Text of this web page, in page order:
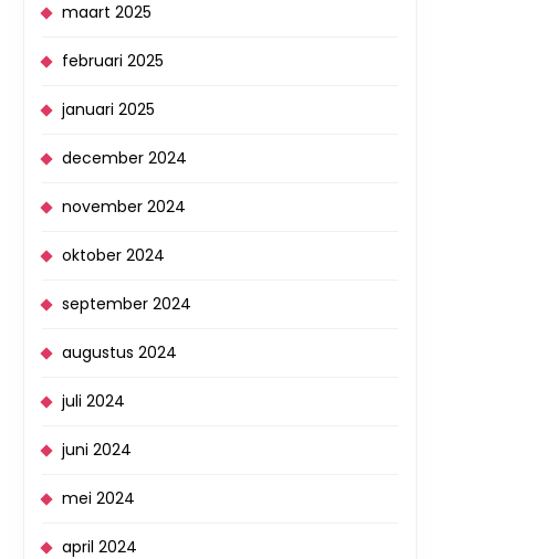
maart 2025
februari 2025
januari 2025
december 2024
november 2024
oktober 2024
september 2024
augustus 2024
juli 2024
juni 2024
mei 2024
april 2024